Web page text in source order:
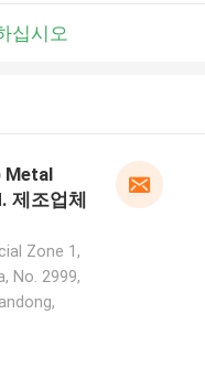
십시오
Metal
제조업체
Zone 1,
No. 2999,